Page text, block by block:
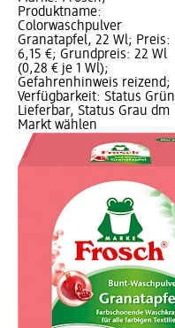
Produktname:
Colorwaschpulver
Granatapfel, 22 Wl; Preis:
6,15 €; Grundpreis: 22 Wl
(0,28 € je 1 Wl);
Gefahrenhinweis reizend;
Verfügbarkeit: Status Grün
Lieferbar, Status Grau dm
Markt wählen